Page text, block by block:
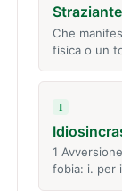
Straziante
Che
fisica o un
I
1
fobia: i. per